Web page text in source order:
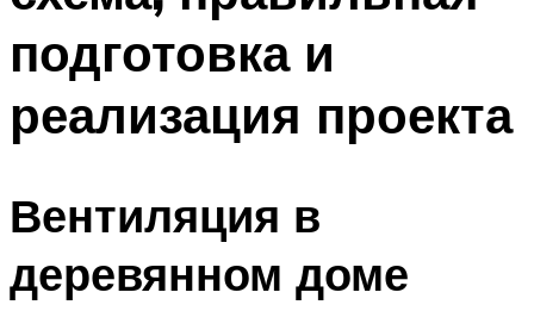
подготовка и
реализация проекта
Вентиляция в
деревянном доме